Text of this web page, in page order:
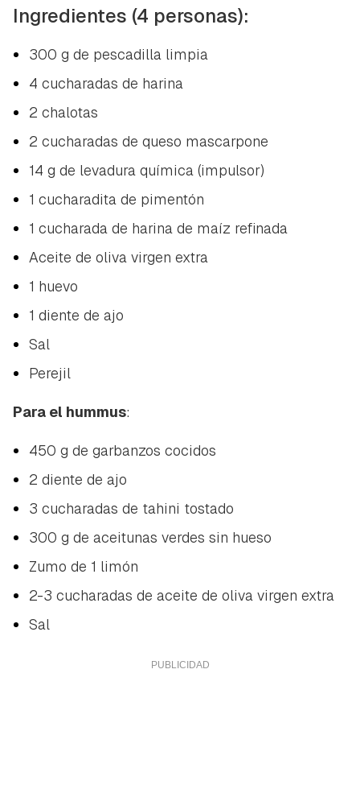
Ingredientes (4 personas):
300 g de pescadilla limpia
4 cucharadas de harina
2 chalotas
2 cucharadas de queso mascarpone
14 g de levadura química (impulsor)
1 cucharadita de pimentón
1 cucharada de harina de maíz refinada
Aceite de oliva virgen extra
1 huevo
1 diente de ajo
Sal
Perejil
Para el hummus:
450 g de garbanzos cocidos
2 diente de ajo
3 cucharadas de tahini tostado
300 g de aceitunas verdes sin hueso
Zumo de 1 limón
2-3 cucharadas de aceite de oliva virgen extra
Sal